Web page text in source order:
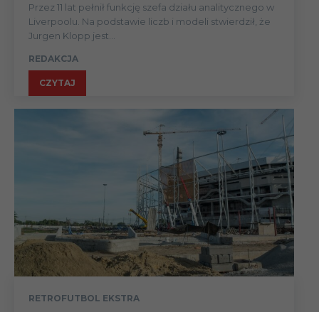
Przez 11 lat pełnił funkcję szefa działu analitycznego w
Liverpoolu. Na podstawie liczb i modeli stwierdził, że
Jurgen Klopp jest...
REDAKCJA
CZYTAJ
RETROFUTBOL EKSTRA